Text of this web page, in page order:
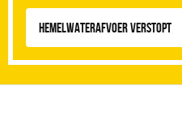
Hemelwaterafvoer Verstopt